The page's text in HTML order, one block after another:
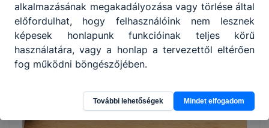
alkalmazásának megakadályozása vagy törlése által
előfordulhat, hogy felhasználóink nem lesznek
képesek honlapunk funkcióinak teljes körű
használatára, vagy a honlap a tervezettől eltérően
fog működni böngészőjében.
További lehetőségek Mindet elfogadom